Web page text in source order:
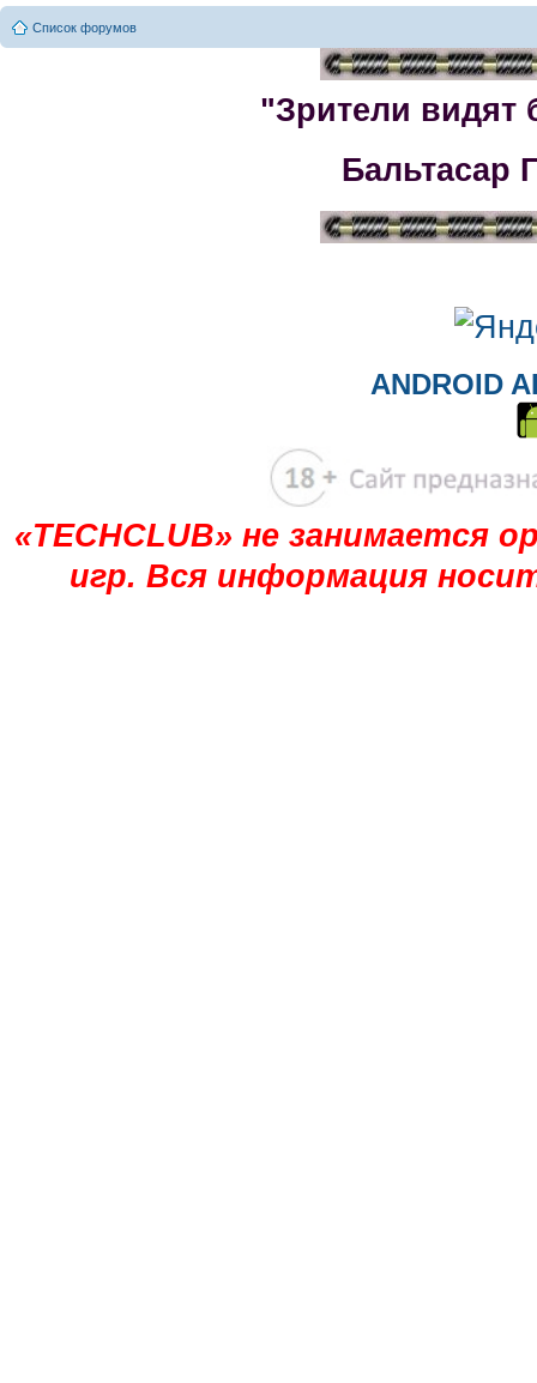
Список форумов
"Зрители видят
Бальтасар
ANDROID
«TECHCLUB» не занимается
игр. Вся информация